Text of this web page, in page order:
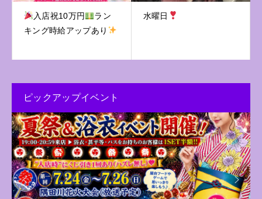
入店祝10万円
ラン
キング時給アップあり
水曜日
ピックアップイベント